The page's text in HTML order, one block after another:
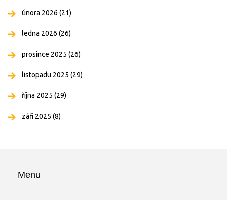
února 2026 (21)
ledna 2026 (26)
prosince 2025 (26)
listopadu 2025 (29)
října 2025 (29)
září 2025 (8)
Menu